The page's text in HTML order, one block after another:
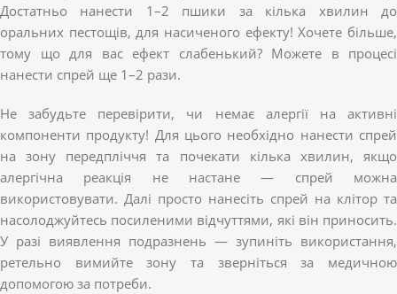
Достатньо нанести 1–2 пшики за кілька хвилин до
оральних пестощів, для насиченого ефекту! Хочете більше,
тому що для вас ефект слабенький? Можете в процесі
нанести спрей ще 1–2 рази.
Не забудьте перевірити, чи немає алергії на активні
компоненти продукту! Для цього необхідно нанести спрей
на зону передпліччя та почекати кілька хвилин, якщо
алергічна реакція не настане — спрей можна
використовувати. Далі просто нанесіть спрей на клітор та
насолоджуйтесь посиленими відчуттями, які він приносить.
У разі виявлення подразнень — зупиніть використання,
ретельно вимийте зону та зверніться за медичною
допомогою за потреби.